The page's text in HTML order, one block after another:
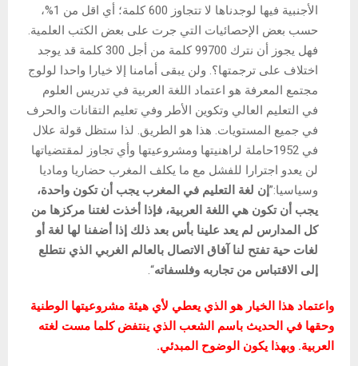
الأجنبية فيها لوجدناها لا تتجاوز 600 كلمة؛ أي اقل من 1%،
حسب بعض الإحصائيات التي جرت على بعض الكتب العلمية.
فهل يجوز أن نترك 99700 كلمة من أجل 300 كلمة قد يوجد
اختلاف على ترجمتها؟. ولن يبقى أمامنا إلا خيارا واحدا لولوج
مجتمع المعرفة هو اعتماد اللغة العربية في تدريس العلوم
في التعليم العالي وتكوين الأطر وفي تعليم التقانات والحرف
في جميع المستويات. هذا هو الطريق. لذا ستظل قولة علال
في 1952حاملة لراهنيتها ومشروعيتها وأي تجاوز لمقتضياتها
لن يعدو اجترارا للفشل مع ما يكلف المغرب حضاريا وماديا
وسياسيا:” إن لغة التعليم في المغرب يجب أن تكون واحدة،
يجب أن تكون هي اللغة العربية، فإذا أخذت لغتنا مركزها من
كل المدارس لم يعد علينا بأس بعد ذلك إذا أضفنا لها لغة أو
لغات حية تفتح لنا آفاق الاتصال بالعالم الغربي الذي نتطلع
إلى الاقتباس من تجاربه وفلسفاته“.
واعتماد هذا الخيار هو الذي يعطي لأي هيئة مشروعيتها الوطنية
وحقها في الحديث باسم الشعب الذي ينتفض كلما مست لغته
العربية. وبهذا يكون الوضوح المبدئي.